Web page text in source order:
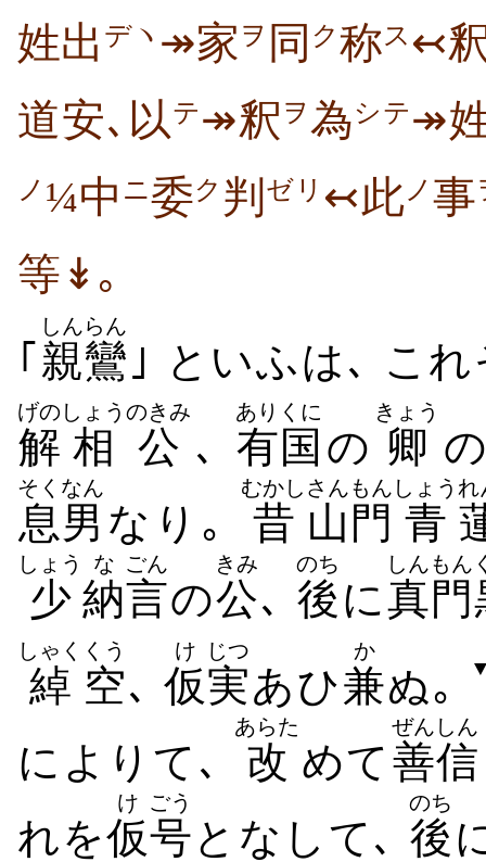
姓出 デヽ ↠家 ヲ 同 ク称ス ↢
道安､以テ↠釈 ヲ為シテ↠
ノ ¼中 ニ委ク 判 ゼリ ↢此 ノ 事
等↡｡
｢ 親鸞
しんらん
｣ といふは､ こ
解
げの
相
しょう
公
のきみ
､ 有国
ありくに
の 卿
きょう
息男
そくなん
なり｡ 昔
むかし
山門
さんもん
青
しょう れ
少
しょう
納
な
言
ごん
の公
きみ
､ 後
のち
に真門
しんもん
綽
しゃく
空
くう
､ 仮
け
実
じつ
あひ兼
か
ぬ｡
によりて､ 改
あらた
めて善信
ぜんしん
れを仮
け
号
ごう
となして､ 後
のち